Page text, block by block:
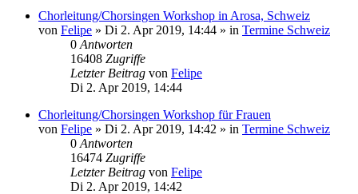
Chorleitung/Chorsingen Workshop in Arosa, Schweiz
von Felipe » Di 2. Apr 2019, 14:44 » in Termine Schweiz
0 Antworten
16408 Zugriffe
Letzter Beitrag von Felipe
Di 2. Apr 2019, 14:44
Chorleitung/Chorsingen Workshop für Frauen
von Felipe » Di 2. Apr 2019, 14:42 » in Termine Schweiz
0 Antworten
16474 Zugriffe
Letzter Beitrag von Felipe
Di 2. Apr 2019, 14:42